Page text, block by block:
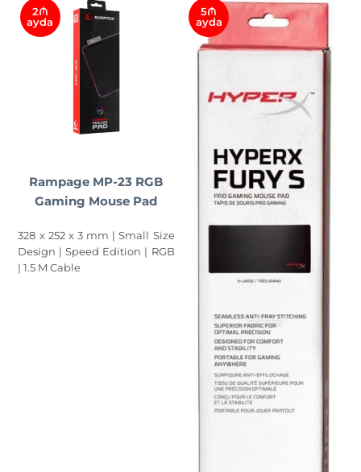
2₼
ayda
Rampage MP-23 RGB
Gaming Mouse Pad
328 x 252 x 3 mm | Small Size
Design | Speed Edition | RGB
| 1.5 M Cable
5₼
ayda